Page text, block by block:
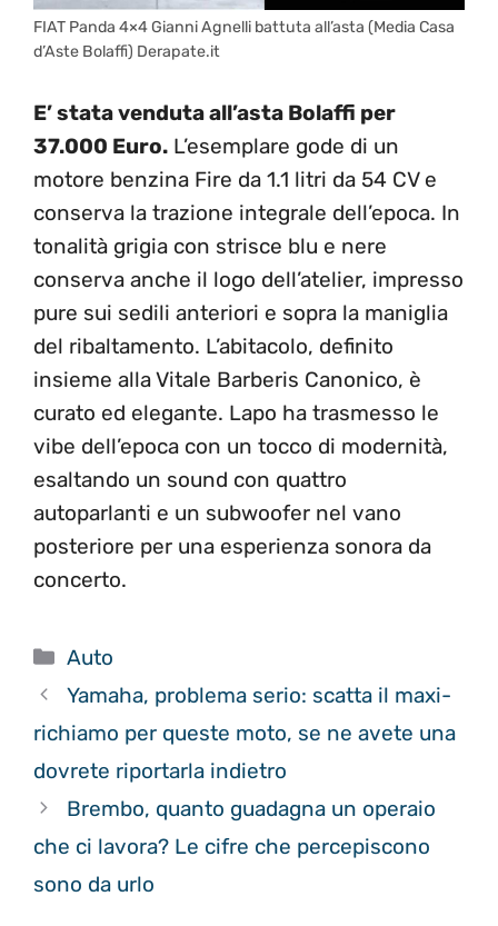
FIAT Panda 4×4 Gianni Agnelli battuta all’asta (Media Casa
d’Aste Bolaffi) Derapate.it
E’ stata venduta all’asta Bolaffi per
37.000 Euro. L’esemplare gode di un
motore benzina Fire da 1.1 litri da 54 CV e
conserva la trazione integrale dell’epoca. In
tonalità grigia con strisce blu e nere
conserva anche il logo dell’atelier, impresso
pure sui sedili anteriori e sopra la maniglia
del ribaltamento. L’abitacolo, definito
insieme alla Vitale Barberis Canonico, è
curato ed elegante. Lapo ha trasmesso le
vibe dell’epoca con un tocco di modernità,
esaltando un sound con quattro
autoparlanti e un subwoofer nel vano
posteriore per una esperienza sonora da
concerto.
Categorie
Auto
Yamaha, problema serio: scatta il maxi-
richiamo per queste moto, se ne avete una
dovrete riportarla indietro
Brembo, quanto guadagna un operaio
che ci lavora? Le cifre che percepiscono
sono da urlo